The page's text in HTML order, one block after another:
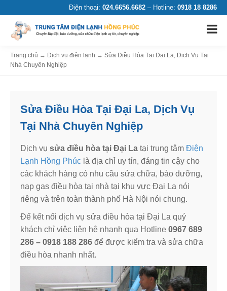
Điện thoại: 024.6656.6682 – Hotline: 0918 18 8286
Trang chủ → Dịch vụ điện lạnh → Sửa Điều Hòa Tại Đại La, Dịch Vụ Tại
Nhà Chuyên Nghiệp
Sửa Điều Hòa Tại Đại La, Dịch Vụ
Tại Nhà Chuyên Nghiệp
Dịch vụ sửa điều hòa tại Đại La tại trung tâm Điện
Lạnh Hồng Phúc là địa chỉ uy tín, đáng tin cậy cho
các khách hàng có nhu cầu sửa chữa, bảo dưỡng,
nạp gas điều hòa tại nhà tại khu vực Đại La nói
riêng và trên toàn thành phố Hà Nội nói chung.
Để kết nối dịch vụ sửa điều hòa tại Đại La quý
khách chỉ việc liên hệ nhanh qua Hotline 0967 689
286 – 0918 188 286 để được kiểm tra và sửa chữa
điều hòa nhanh nhất.